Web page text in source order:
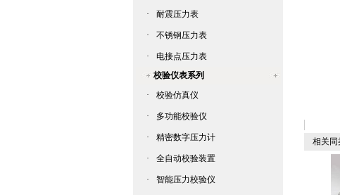
· 耐震压力表
· 不锈钢压力表
·
电接点压力表
校验仪表系列
·
校验仿真仪
· 多功能校验仪
· 精密数字压力计
· 全自动校验装置
· 智能压力校验仪
相关同类